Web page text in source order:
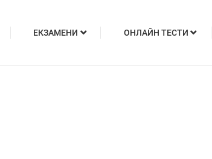
ЕКЗАМЕНИ ОНЛАЙН ТЕСТИ